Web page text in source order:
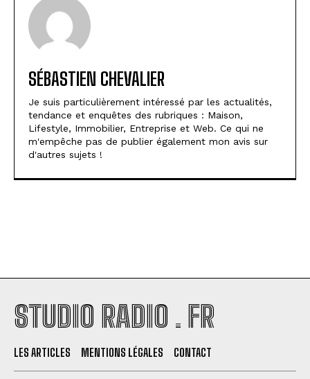
SÉBASTIEN CHEVALIER
Je suis particulièrement intéressé par les actualités,
tendance et enquêtes des rubriques : Maison,
Lifestyle, Immobilier, Entreprise et Web. Ce qui ne
m'empêche pas de publier également mon avis sur
d'autres sujets !
STUDIO RADIO . FR
LES ARTICLES MENTIONS LÉGALES CONTACT